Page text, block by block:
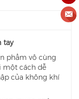
tay
phẩm vô cùng
một cách dễ
của không khí